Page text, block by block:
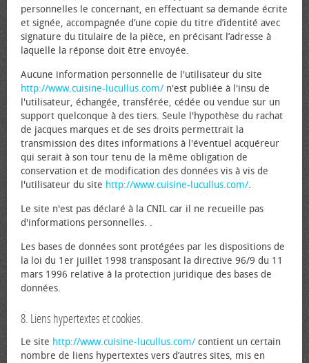
personnelles le concernant, en effectuant sa demande écrite
et signée, accompagnée d’une copie du titre d’identité avec
signature du titulaire de la pièce, en précisant l’adresse à
laquelle la réponse doit être envoyée.
Aucune information personnelle de l'utilisateur du site
http://www.cuisine-lucullus.com/ n'est publiée à l'insu de
l'utilisateur, échangée, transférée, cédée ou vendue sur un
support quelconque à des tiers. Seule l'hypothèse du rachat
de jacques marques et de ses droits permettrait la
transmission des dites informations à l'éventuel acquéreur
qui serait à son tour tenu de la même obligation de
conservation et de modification des données vis à vis de
l'utilisateur du site http://www.cuisine-lucullus.com/.
Le site n'est pas déclaré à la CNIL car il ne recueille pas
d'informations personnelles. .
Les bases de données sont protégées par les dispositions de
la loi du 1er juillet 1998 transposant la directive 96/9 du 11
mars 1996 relative à la protection juridique des bases de
données.
8. Liens hypertextes et cookies.
Le site http://www.cuisine-lucullus.com/ contient un certain
nombre de liens hypertextes vers d’autres sites, mis en